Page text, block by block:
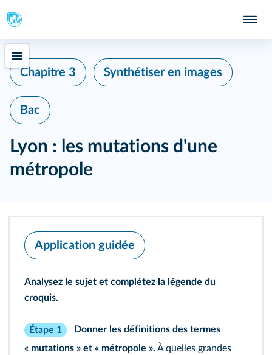
Chapitre 3 Synthétiser en images
Bac
Lyon : les mutations d'une
métropole
Application guidée
Analysez le sujet et complétez la légende du
croquis.
Étape 1
Donner les définitions des termes
« mutations » et « métropole ». À quelles grandes